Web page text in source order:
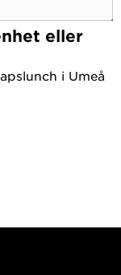
eller
i Umeå